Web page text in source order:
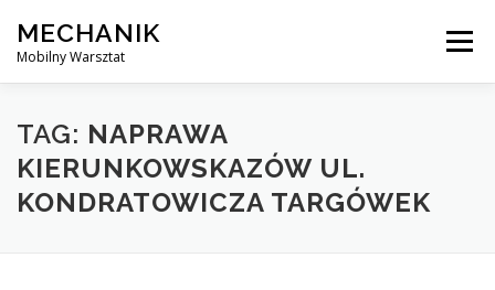
content
MECHANIK
Mobilny Warsztat
Menu
MOBILNY MECHANIK
BLOG KONTAKT
TAG: NAPRAWA
KIERUNKOWSKAZÓW UL.
KONDRATOWICZA TARGÓWEK